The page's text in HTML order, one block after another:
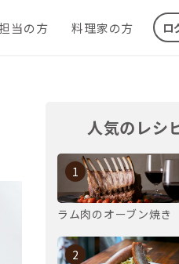
当の方 料理家の方 ロ
人気のレシ
1
ラム肉のオーブン焼き
2